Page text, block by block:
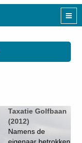
Taxatie Golfbaan
(2012)
Namens de